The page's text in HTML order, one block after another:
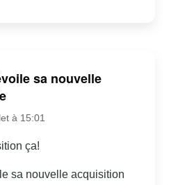
sa nouvelle
à 15:01
ça!
sa nouvelle acquisition